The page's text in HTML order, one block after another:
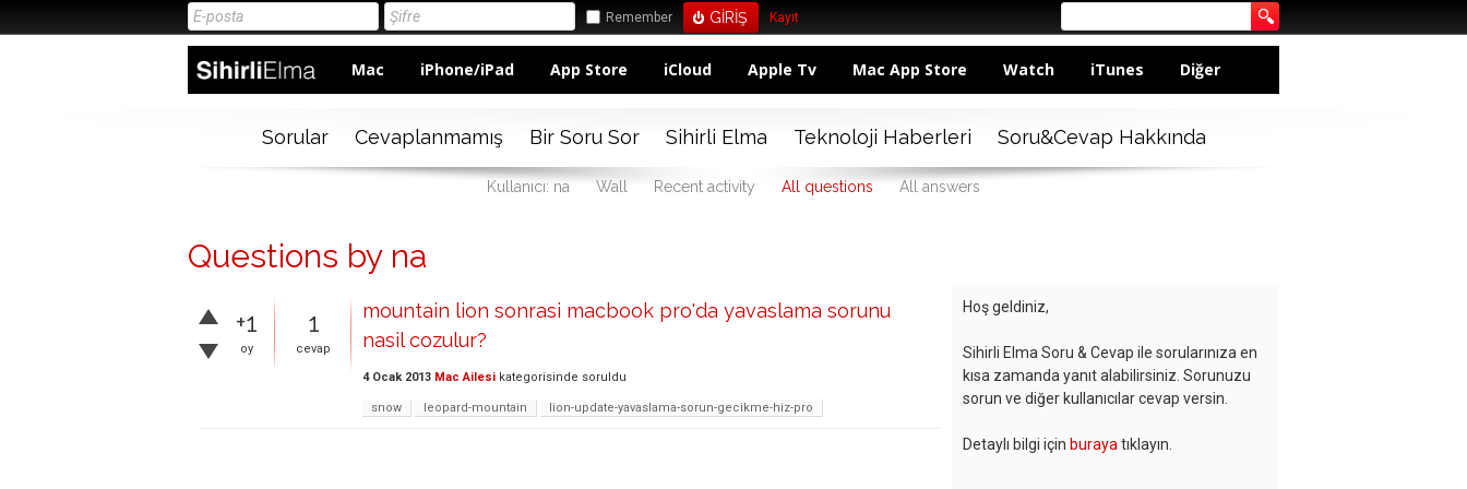
Remember Kayıt
Mac iPhone/iPad App Store iCloud Apple Tv Mac App Store Watch iTunes Diğer
Sorular Cevaplanmamış Bir Soru Sor Sihirli Elma Teknoloji Haberleri Soru&Cevap Hakkında
Kullanıcı: na Wall Recent activity All questions All answers
Questions by na
+1
oy
1
cevap
mountain lion sonrasi macbook pro'da yavaslama sorunu
nasil cozulur?
4 Ocak 2013 Mac Ailesi kategorisinde soruldu
snow leopard-mountain lion-update-yavaslama-sorun-gecikme-hiz-pro
Hoş geldiniz,
Sihirli Elma Soru & Cevap ile sorularınıza en
kısa zamanda yanıt alabilirsiniz. Sorunuzu
sorun ve diğer kullanıcılar cevap versin.
Detaylı bilgi için buraya tıklayın.